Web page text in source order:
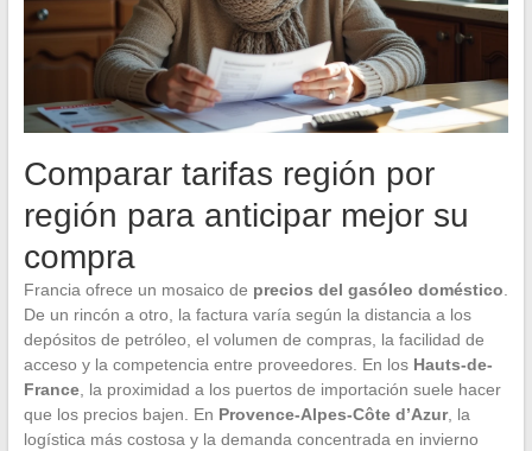
Comparar tarifas región por
región para anticipar mejor su
compra
Francia ofrece un mosaico de precios del gasóleo doméstico
De un rincón a otro, la factura varía según la distancia a los
depósitos de petróleo, el volumen de compras, la facilidad de
acceso y la competencia entre proveedores. En los Hauts-de-
France, la proximidad a los puertos de importación suele hacer
que los precios bajen. En Provence-Alpes-Côte d’Azur, la
logística más costosa y la demanda concentrada en invierno